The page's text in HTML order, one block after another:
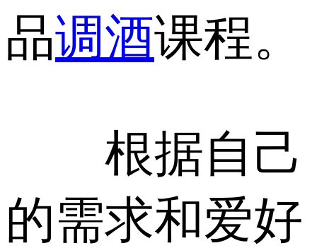
品调酒课程。
根据自己
的需求和爱好